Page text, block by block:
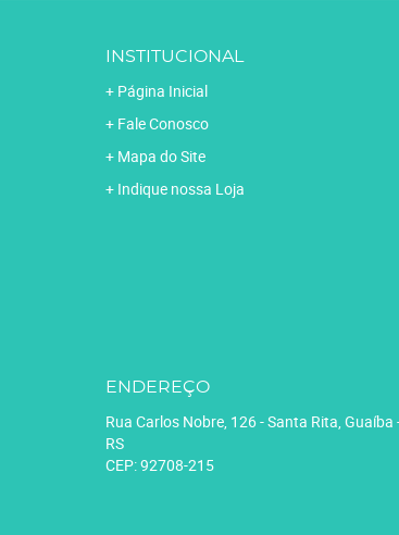
INSTITUCIONAL
Página Inicial
Fale Conosco
Mapa do Site
Indique nossa Loja
ENDEREÇO
Rua Carlos Nobre, 126-Santa Rita, Guaíba
RS
CEP: 92708-215